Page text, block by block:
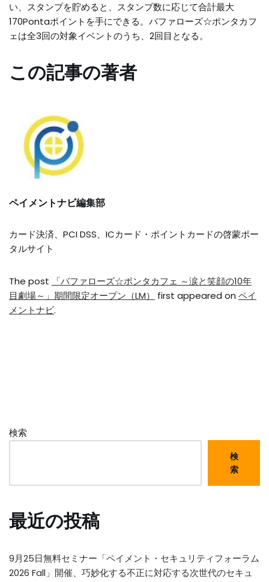
い、スタンプを貯めると、スタンプ数に応じて合計最大
170Pontaポイントを手にできる。バファローズ☆ポンタカフ
ェは全3回の対象イベントのうち、2回目となる。
この記事の著者
ペイメントナビ編集部
カード決済、PCI DSS、ICカード・ポイントカードの啓蒙ポー
タルサイト
The post
「バファローズ☆ポンタカフェ ～涙と笑顔の10年
目劇場～」期間限定オープン（LM）
first appeared on ペイ
メントナビ.
検索
検
索
最近の投稿
9月25日無料セミナー「ペイメント・セキュリティフォーラム
2026 Fall」開催、巧妙化する不正に対応する次世代のセキュ